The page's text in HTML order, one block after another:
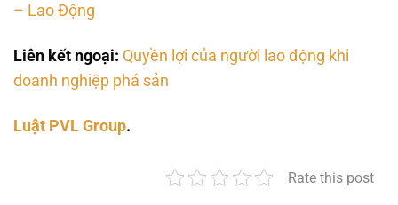
– Lao Động
Liên kết ngoại: Quyền lợi của người lao động khi
doanh nghiệp phá sản
Luật PVL Group.
Rate this post